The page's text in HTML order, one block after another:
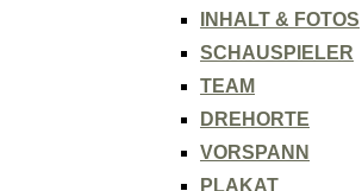
INHALT & FOTOS
SCHAUSPIELER
TEAM
DREHORTE
VORSPANN
PLAKAT